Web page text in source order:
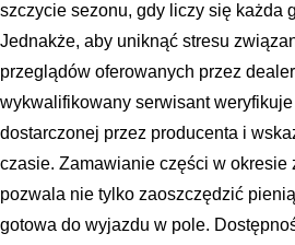
szczycie sezonu, gdy liczy się każda
Jednakże, aby uniknąć stresu
przeglądów oferowanych przez
wykwalifikowany serwisant
dostarczonej przez producenta i
czasie. Zamawianie części w
pozwala nie tylko zaoszczędzić
gotowa do wyjazdu w pole.